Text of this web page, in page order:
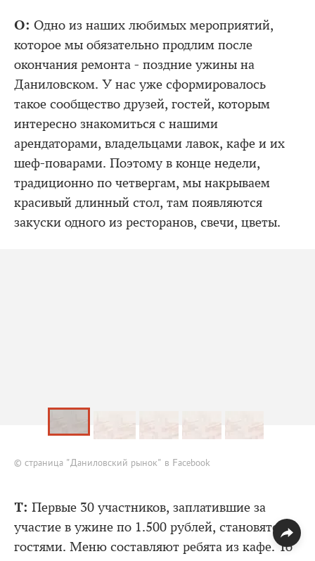
О: Одно из наших любимых мероприятий,
которое мы обязательно продлим после
окончания ремонта - поздние ужины на
Даниловском. У нас уже сформировалось
такое сообщество друзей, гостей, которым
интересно знакомиться с нашими
арендаторами, владельцами лавок, кафе и их
шеф-поварами. Поэтому в конце недели,
традиционно по четвергам, мы накрываем
красивый длинный стол, там появляются
закуски одного из ресторанов, свечи, цветы.
© страница "Даниловский рынок" в Facebook
Т: Первые 30 участников, заплатившие за
участие в ужине по 1.500 рублей, становятся
гостями. Меню составляют ребята из кафе. То